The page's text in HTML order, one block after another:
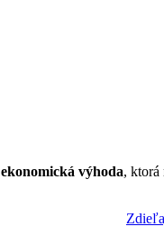
ekonomická výhoda, ktorá